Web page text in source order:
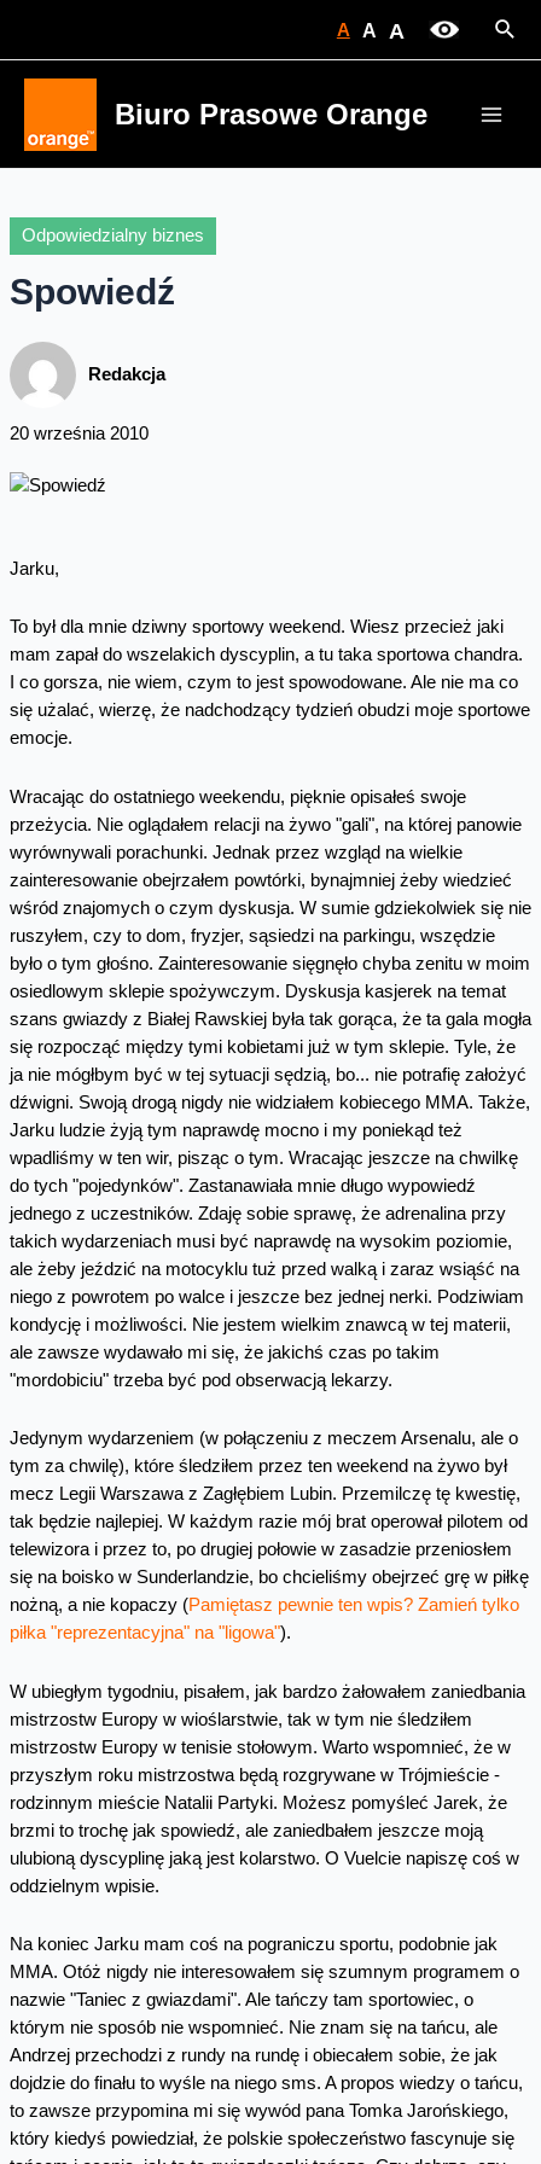
A A A
Biuro Prasowe Orange
Odpowiedzialny biznes
Spowiedź
Redakcja
20 września 2010
Jarku,
To był dla mnie dziwny sportowy weekend. Wiesz przecież jaki
mam zapał do wszelakich dyscyplin, a tu taka sportowa chandra.
I co gorsza, nie wiem, czym to jest spowodowane. Ale nie ma co
się użalać, wierzę, że nadchodzący tydzień obudzi moje sportowe
emocje.
Wracając do ostatniego weekendu, pięknie opisałeś swoje
przeżycia. Nie oglądałem relacji na żywo "gali", na której panowie
wyrównywali porachunki. Jednak przez wzgląd na wielkie
zainteresowanie obejrzałem powtórki, bynajmniej żeby wiedzieć
wśród znajomych o czym dyskusja. W sumie gdziekolwiek się nie
ruszyłem, czy to dom, fryzjer, sąsiedzi na parkingu, wszędzie
było o tym głośno. Zainteresowanie sięgnęło chyba zenitu w moim
osiedlowym sklepie spożywczym. Dyskusja kasjerek na temat
szans gwiazdy z Białej Rawskiej była tak gorąca, że ta gala mogła
się rozpocząć między tymi kobietami już w tym sklepie. Tyle, że
ja nie mógłbym być w tej sytuacji sędzią, bo... nie potrafię założyć
dźwigni. Swoją drogą nigdy nie widziałem kobiecego MMA. Także,
Jarku ludzie żyją tym naprawdę mocno i my poniekąd też
wpadliśmy w ten wir, pisząc o tym. Wracając jeszcze na chwilkę
do tych "pojedynków". Zastanawiała mnie długo wypowiedź
jednego z uczestników. Zdaję sobie sprawę, że adrenalina przy
takich wydarzeniach musi być naprawdę na wysokim poziomie,
ale żeby jeździć na motocyklu tuż przed walką i zaraz wsiąść na
niego z powrotem po walce i jeszcze bez jednej nerki. Podziwiam
kondycję i możliwości. Nie jestem wielkim znawcą w tej materii,
ale zawsze wydawało mi się, że jakichś czas po takim
"mordobiciu" trzeba być pod obserwacją lekarzy.
Jedynym wydarzeniem (w połączeniu z meczem Arsenalu, ale o
tym za chwilę), które śledziłem przez ten weekend na żywo był
mecz Legii Warszawa z Zagłębiem Lubin. Przemilczę tę kwestię,
tak będzie najlepiej. W każdym razie mój brat operował pilotem od
telewizora i przez to, po drugiej połowie w zasadzie przeniosłem
się na boisko w Sunderlandzie, bo chcieliśmy obejrzeć grę w piłkę
nożną, a nie kopaczy (Pamiętasz pewnie ten wpis? Zamień tylko
piłka "reprezentacyjna" na "ligowa").
W ubiegłym tygodniu, pisałem, jak bardzo żałowałem zaniedbania
mistrzostw Europy w wioślarstwie, tak w tym nie śledziłem
mistrzostw Europy w tenisie stołowym. Warto wspomnieć, że w
przyszłym roku mistrzostwa będą rozgrywane w Trójmieście -
rodzinnym mieście Natalii Partyki. Możesz pomyśleć Jarek, że
brzmi to trochę jak spowiedź, ale zaniedbałem jeszcze moją
ulubioną dyscyplinę jaką jest kolarstwo. O Vuelcie napiszę coś w
oddzielnym wpisie.
Na koniec Jarku mam coś na pograniczu sportu, podobnie jak
MMA. Otóż nigdy nie interesowałem się szumnym programem o
nazwie "Taniec z gwiazdami". Ale tańczy tam sportowiec, o
którym nie sposób nie wspomnieć. Nie znam się na tańcu, ale
Andrzej przechodzi z rundy na rundę i obiecałem sobie, że jak
dojdzie do finału to wyśle na niego sms. A propos wiedzy o tańcu,
to zawsze przypomina mi się wywód pana Tomka Jarońskiego,
który kiedyś powiedział, że polskie społeczeństwo fascynuje się